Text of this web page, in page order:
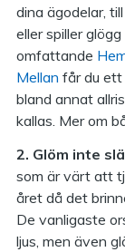
dina ägodelar,
eller spiller
omfattande
Mellan får du
bland annat
kallas. Mer om
2. Glöm inte
som är värt att
året då det
De vanligaste
ljus, men även